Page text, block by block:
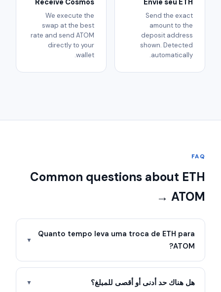
Envie seu ETH
Send the exact
amount to the
deposit address
shown. Detected
automatically.
Receive Cosmos
We execute the
swap at the best
rate and send ATOM
directly to your
wallet.
FAQ
Common questions about ETH
→ ATOM
Quanto tempo leva uma troca de ETH para
ATOM?
▼
هل هناك حد أدنى أو أقصى للمبلغ؟ ▼